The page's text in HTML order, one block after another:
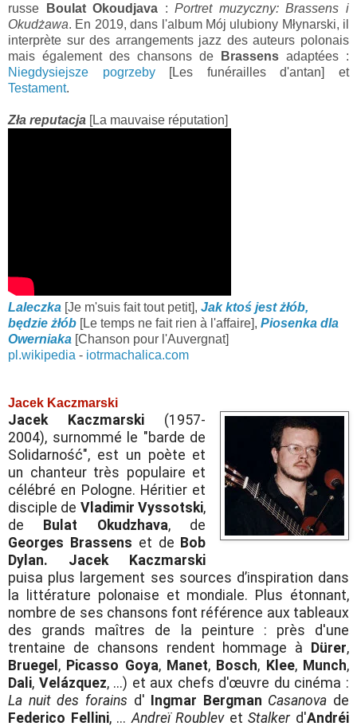
russe
Boulat Okoudjava :Portret muzyczny: Brassens i
Okudżawa. En 2019, dans l'album Mój ulubiony Młynarski, il
interprète sur des arrangements jazz des auteurs polonais
mais également des chansons de
Brassens adaptées :
Niegdysiejsze pogrzeby[Les funérailles d'antan] et
Testament.
Zła reputacja [La mauvaise réputation]
Laleczka [Je m'suis fait tout petit], Jak ktoś jest żłób,
będzie żłób [Le temps ne fait rien à l'affaire], Piosenka dla
Owerniaka [Chanson pour l'Auvergnat]
pl.wikipedia - iotrmachalica.com
Jacek Kaczmarski
Jacek Kaczmarski (1957-
2004), surnommé le "barde de
Solidarność", est un poète et
un chanteur très populaire et
célébré en Pologne. Héritier et
disciple de Vladimir Vyssotski,
de Bulat Okudzhava, de
Georges Brassens et de Bob
Dylan. Jacek Kaczmarski
puisa plus largement ses sources d’inspiration dans
la littérature polonaise et mondiale. Plus étonnant,
nombre de ses chansons font référence aux tableaux
des grands maîtres de la peinture : près d'une
trentaine de chansons rendent hommage à Dürer,
Bruegel , Picasso Goya, Manet, Bosch, Klee, Munch,
Dali, Velázquez, ...) et aux chefs d'œuvre du cinéma :
La nuit des forains d' Ingmar Bergman Casanova de
Federico Fellini, ... Andreï RoublevetStalkerd'Andréi